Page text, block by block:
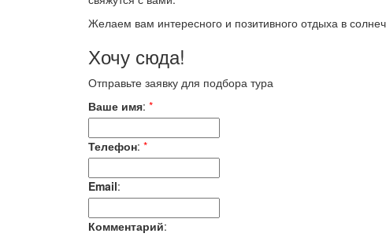
Желаем вам интересного и позитивного отдыха в
Хочу сюда!
Отправьте заявку для подбора тура
Ваше имя: *
Телефон: *
Email:
Комментарий: